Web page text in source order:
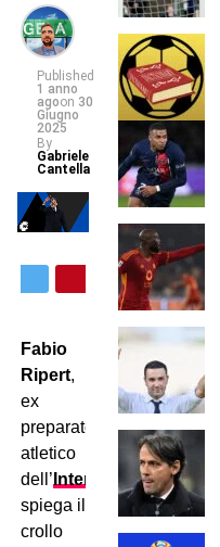
Published
1 anno
agoon 30
Giugno
2025
By
Gabriele
Cantella
Fabio
Ripert,
ex
preparatore
atletico
dell’ Inter
spiega il
crollo